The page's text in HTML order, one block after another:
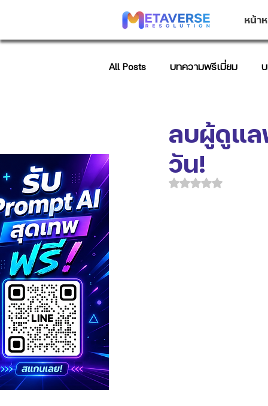
หน้า
All Posts บทความพรีเมี่ยม
ลบผู้ดูแล
วัน!
ได้รับ NaN เต็ม 5 ดาว